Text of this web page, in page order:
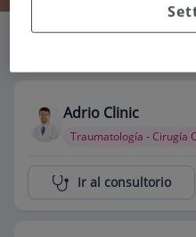
Adrio Clinic
Traumatología - Cirugía
Centro Médico Teknon
Ir al consultorio